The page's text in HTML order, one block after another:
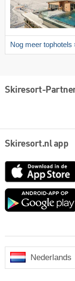
Nog meer tophotels
Skiresort-
Skiresort.nl app
Nederlands